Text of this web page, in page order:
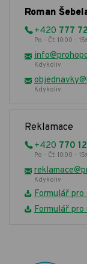
Roman
+420 777
Po - Čt: 10:00 -
Kdykoliv
Kdykoliv
Reklamace
+420 770
Po - Čt: 10:00 -
Kdykoliv
Formulář
Formulář